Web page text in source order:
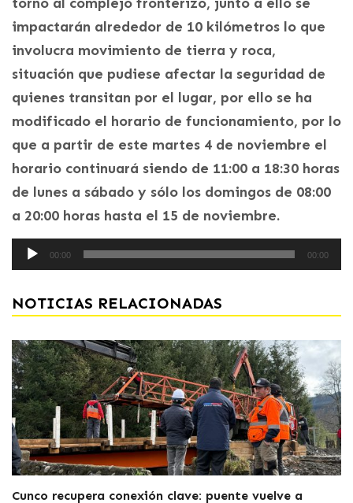
impactarán alrededor de 10 kilómetros lo que
involucra movimiento de tierra y roca,
situación que pudiese afectar la seguridad de
quienes transitan por el lugar, por ello se ha
modificado el horario de funcionamiento, por lo
que a partir de este martes 4 de noviembre el
horario continuará siendo de 11:00 a 18:30 horas
de lunes a sábado y sólo los domingos de 08:00
a 20:00 horas hasta el 15 de noviembre.
Reproductor
00:00 00:00
NOTICIAS RELACIONADAS
Cunco recupera conexión clave: puente vuelve a